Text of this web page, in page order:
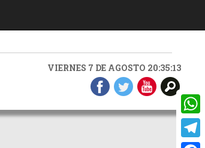
VIERNES 7 DE AGOSTO 20:35:14